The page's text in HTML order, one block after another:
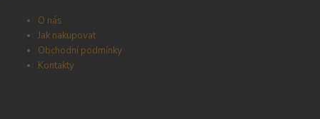
O nás
Jak nakupovat
Obchodní podmínky
Kontakty